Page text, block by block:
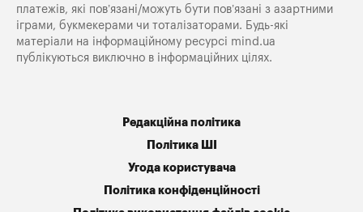
платежів, які пов’язані/можуть бути пов’язані з азартними
іграми, букмекерами чи тоталізаторами. Будь-які
матеріали на інформаційному ресурсі mind.ua
публікуються виключно в інформаційних цілях.
Редакційна політика
Політика ШІ
Угода користувача
Політика конфіденційності